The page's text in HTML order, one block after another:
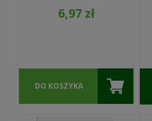
miododajna -
REDUM
6,97 zł
DO KOSZYKA